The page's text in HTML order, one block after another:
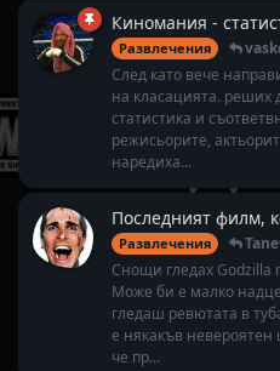
Киномания -
Развлечения
След като вече
на класацията. реших
статистика и
режисьорите,
наредиха...
Последният филм,
Развлечения
Снощи гледах Godzilla
Може би е малко
гледаш ревютата в
е някакъв
че пр...